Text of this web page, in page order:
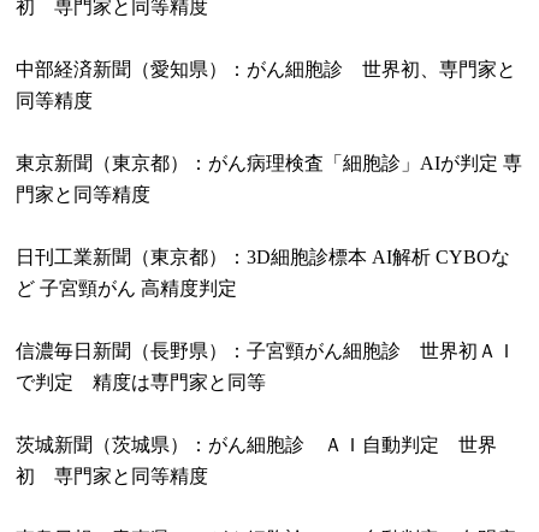
初 専門家と同等精度
中部経済新聞（愛知県）：がん細胞診 世界初、専門家と
同等精度
東京新聞（東京都）：がん病理検査「細胞診」AIが判定 専
門家と同等精度
日刊工業新聞（東京都）：3D細胞診標本 AI解析 CYBOな
ど 子宮頸がん 高精度判定
信濃毎日新聞（長野県）：子宮頸がん細胞診 世界初ＡＩ
で判定 精度は専門家と同等
茨城新聞（茨城県）：がん細胞診 ＡＩ自動判定 世界
初 専門家と同等精度